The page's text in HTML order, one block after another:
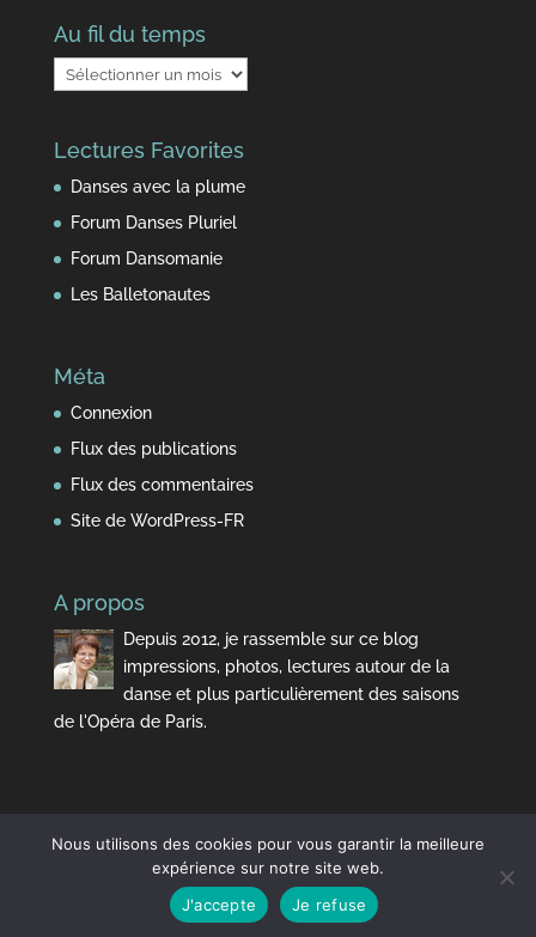
Au fil du temps
Au
fil
temps
Lectures Favorites
Danses avec la plume
Forum Danses Pluriel
Forum Dansomanie
Les Balletonautes
Méta
Connexion
Flux des publications
Flux des commentaires
Site de WordPress-FR
A propos
Depuis 2012, je rassemble sur ce blog
impressions, photos, lectures autour de la
danse et plus particulièrement des saisons
de l'Opéra de Paris.
Elegant Themes | Propulsé par
Nous utilisons des cookies pour vous garantir la meilleure
expérience sur notre site web.
J'accepte
Je refuse